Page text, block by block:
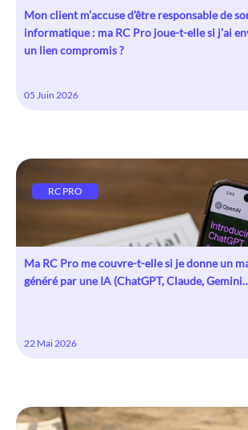
Mon client m’accuse d’être responsable de
informatique : ma RC Pro joue-t-elle si j’ai
un lien compromis ?
05 Juin 2026
RC PRO
Ma RC Pro me couvre-t-elle si je donne un
généré par une IA (ChatGPT, Claude,
22 Mai 2026